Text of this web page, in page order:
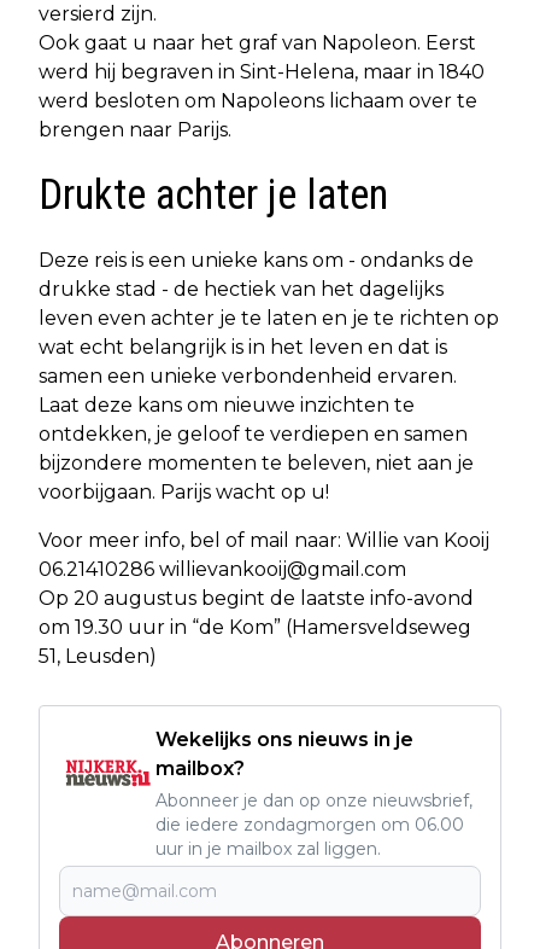
versierd zijn.
Ook gaat u naar het graf van Napoleon. Eerst
werd hij begraven in Sint-Helena, maar in 1840
werd besloten om Napoleons lichaam over te
brengen naar Parijs.
Drukte achter je laten
Deze reis is een unieke kans om - ondanks de
drukke stad - de hectiek van het dagelijks
leven even achter je te laten en je te richten op
wat echt belangrijk is in het leven en dat is
samen een unieke verbondenheid ervaren.
Laat deze kans om nieuwe inzichten te
ontdekken, je geloof te verdiepen en samen
bijzondere momenten te beleven, niet aan je
voorbijgaan. Parijs wacht op u!
Voor meer info, bel of mail naar: Willie van Kooij
06.21410286 willievankooij@gmail.com
Op 20 augustus begint de laatste info-avond
om 19.30 uur in “de Kom” (Hamersveldseweg
51, Leusden)
Wekelijks ons nieuws in je
mailbox?
Abonneer je dan op onze nieuwsbrief,
die iedere zondagmorgen om 06.00
uur in je mailbox zal liggen.
Abonneren